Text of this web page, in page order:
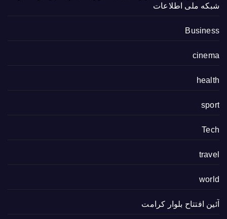
شبکه ملی اطلاعات
Business
cinema
health
sport
Tech
travel
world
آئین افتتاح بلوار کرامت